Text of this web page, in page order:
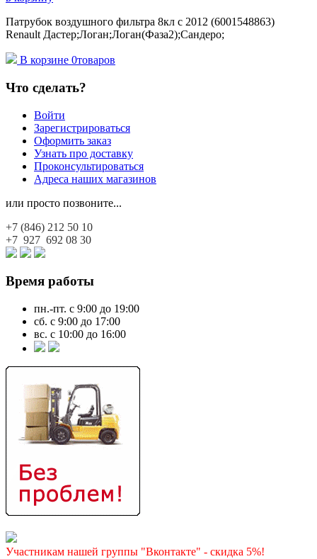
Патрубок воздушного фильтра 8кл с 2012 (6001548863)
Renault Дастер;Логан;Логан(Фаза2);Сандеро;
В корзине 0товаров
Что сделать?
Войти
Зарегистрироваться
Оформить заказ
Узнать про доставку
Проконсультироваться
Адреса наших магазинов
или просто позвоните...
+7 (846) 212 50 10
+7 927 692 08 30
Время работы
пн.-пт. с 9:00 до 19:00
сб. с 9:00 до 17:00
вс. с 10:00 до 16:00
Участникам нашей группы "Вконтакте" - скидка 5%!